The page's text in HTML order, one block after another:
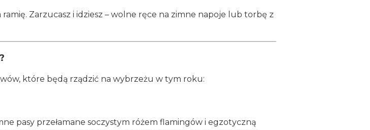
ramię. Zarzucasz i idziesz – wolne ręce na zimne napoje lub torbę z
które będą rządzić na wybrzeżu w tym roku:
pasy przełamane soczystym różem flamingów i egzotyczną